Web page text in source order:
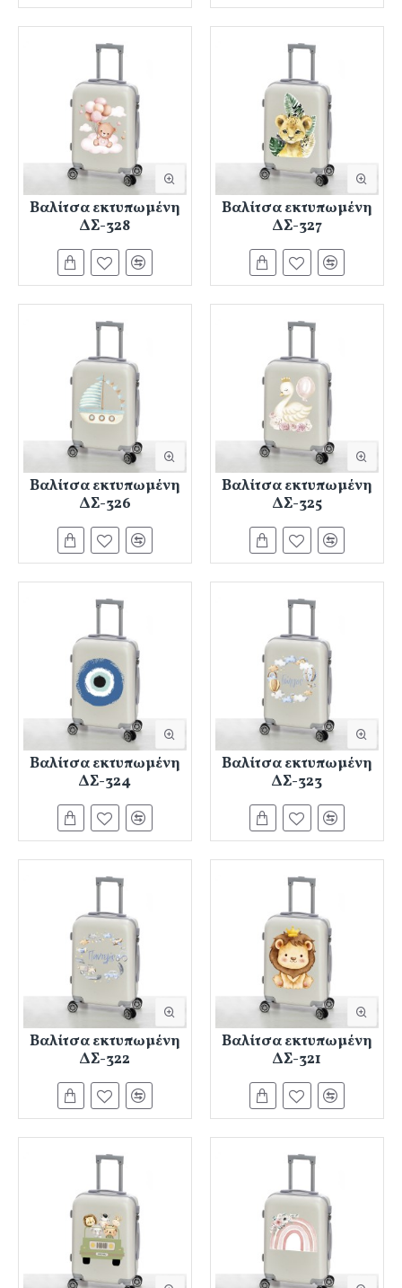
Βαλίτσα εκτυπωμένη
ΔΣ-328
Βαλίτσα εκτυπωμένη
ΔΣ-327
Βαλίτσα εκτυπωμένη
ΔΣ-326
Βαλίτσα εκτυπωμένη
ΔΣ-325
Βαλίτσα εκτυπωμένη
ΔΣ-324
Βαλίτσα εκτυπωμένη
ΔΣ-323
Βαλίτσα εκτυπωμένη
ΔΣ-322
Βαλίτσα εκτυπωμένη
ΔΣ-321